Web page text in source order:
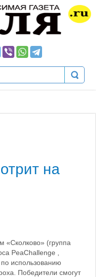
на
«Сколково» (группа
PeaChallenge ,
использованию
Победители смогут